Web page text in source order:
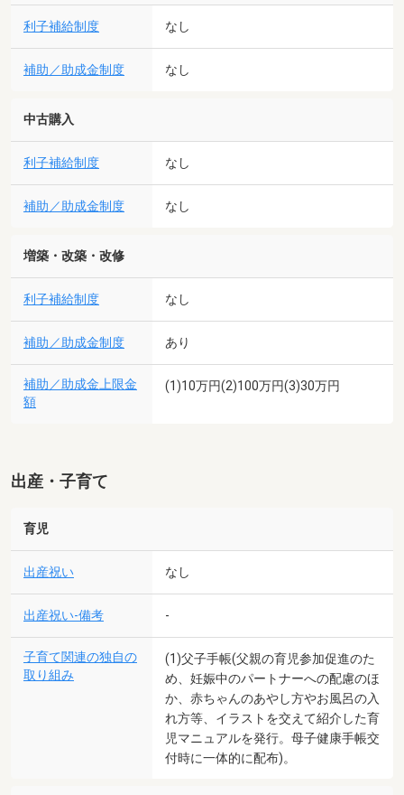
利子補給制度 なし
補助／助成金制度 なし
中古購入
利子補給制度 なし
補助／助成金制度 なし
増築・改築・改修
利子補給制度 なし
補助／助成金制度 あり
補助／助成金上限金
額
(1)10万円(2)100万円(3)30万円
出産・子育て
育児
出産祝い なし
出産祝い-備考 -
子育て関連の独自の
取り組み
(1)父子手帳(父親の育児参加促進のた
め、妊娠中のパートナーへの配慮のほ
か、赤ちゃんのあやし方やお風呂の入
れ方等、イラストを交えて紹介した育
児マニュアルを発行。母子健康手帳交
付時に一体的に配布)。